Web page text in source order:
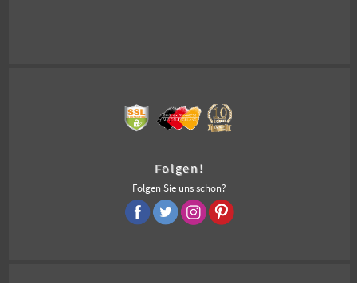
Folgen!
Folgen Sie uns schon?